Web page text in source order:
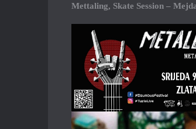
Mettaling, Skate Session –